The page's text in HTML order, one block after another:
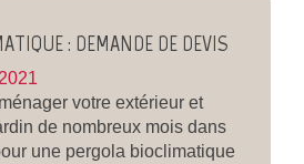
: DEMANDE DE DEVIS
votre extérieur et
de nombreux mois dans
une pergola bioclimatique